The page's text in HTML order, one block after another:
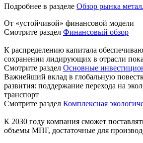
Подробнее в разделе Обзор рынка
От «устойчивой» финансовой модели
Смотрите раздел Финансовый обзор
К распределению капитала
сохранении лидирующих в отрасли
Смотрите раздел Основные
Важнейший вклад в глобальную
развития: поддержание перехода на
транспорт
Смотрите раздел Комплексная
К 2030 году компания сможет
объемы МПГ, достаточные для